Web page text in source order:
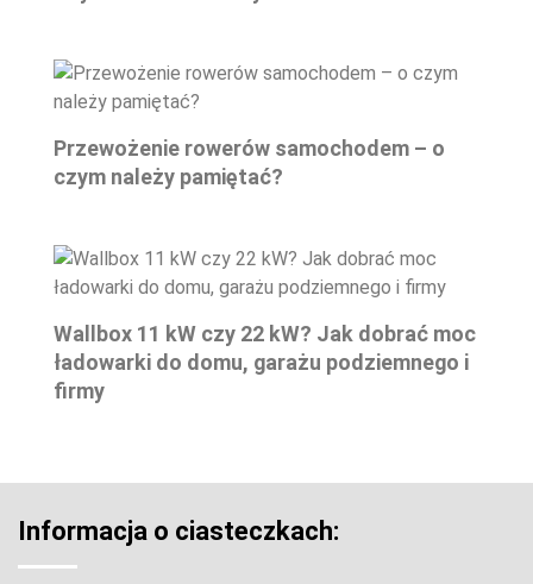
Przewożenie rowerów samochodem – o
czym należy pamiętać?
Wallbox 11 kW czy 22 kW? Jak dobrać moc
ładowarki do domu, garażu podziemnego i
firmy
Informacja o ciasteczkach: